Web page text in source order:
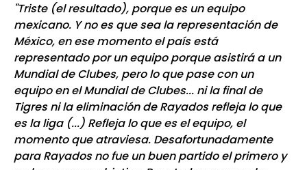
"Triste (el resultado), porque es un equipo
mexicano. Y no es que sea la representación de
México, en ese momento el país está
representado por un equipo porque asistirá a un
Mundial de Clubes, pero lo que pase con un
equipo en el Mundial de Clubes... ni la final de
Tigres ni la eliminación de Rayados refleja lo que
es la liga (...) Refleja lo que es el equipo, el
momento que atraviesa. Desafortunadamente
para Rayados no fue un buen partido el primero y